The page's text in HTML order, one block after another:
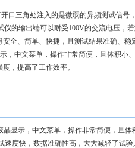
口三角处注入的是微弱的异频测试信号
的输出端可以耐受100V的交流电压，
全、简单、快捷，且测试结果准确、稳
，中文菜单，操作非常简便，且体积小
，提高了工作效率。
显示，中文菜单，操作非常简便，且
度快，数据准确性高，大大减轻了试